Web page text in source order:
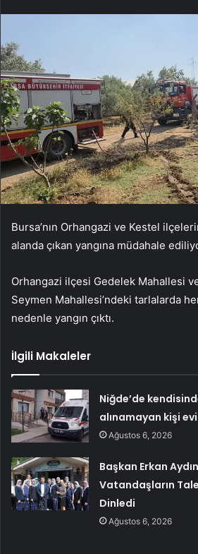
Bursa’nın Orhangazi ve Kestel
alanda çıkan yangına müdahale
Orhangazi ilçesi Gedelek Mahallesi
Seymen Mahallesi’ndeki tarlalarda
nedenle yangın çıktı.
İlgili Makaleler
Niğde’de
alınamayan kişi
Ağustos 6, 2026
Başkan Erkan
Vatandaşların
Dinledi
Ağustos 6, 2026